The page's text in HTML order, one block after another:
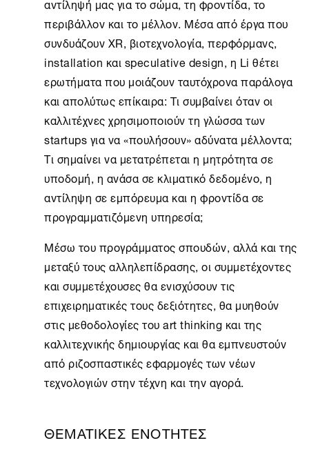
περιβάλλον και το μέλλον. Μέσα από έργα που
συνδυάζουν XR, βιοτεχνολογία, περφόρμανς,
installation και speculative design, η Li θέτει
ερωτήματα που μοιάζουν ταυτόχρονα παράλογα
και απολύτως επίκαιρα: Τι συμβαίνει όταν οι
καλλιτέχνες χρησιμοποιούν τη γλώσσα των
startups για να «πουλήσουν» αδύνατα μέλλοντα;
Τι σημαίνει να μετατρέπεται η μητρότητα σε
υποδομή, η ανάσα σε κλιματικό δεδομένο, η
αντίληψη σε εμπόρευμα και η φροντίδα σε
προγραμματιζόμενη υπηρεσία;
Μέσω του προγράμματος σπουδών, αλλά και της
μεταξύ τους αλληλεπίδρασης, οι συμμετέχοντες
και συμμετέχουσες θα ενισχύσουν τις
επιχειρηματικές τους δεξιότητες, θα μυηθούν
στις μεθοδολογίες του art thinking και της
καλλιτεχνικής δημιουργίας και θα εμπνευστούν
από ριζοσπαστικές εφαρμογές των νέων
τεχνολογιών στην τέχνη και την αγορά.
ΘΕΜΑΤΙΚΕΣ ΕΝΟΤΗΤΕΣ